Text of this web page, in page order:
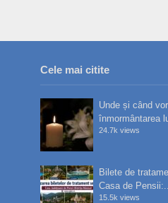
Cele mai citite
Unde și când
înmormântarea
24.7k views
Bilete de
Casa de
15.5k views